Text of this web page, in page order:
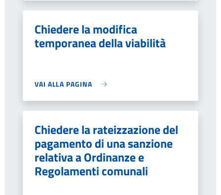
Chiedere la modifica
temporanea della viabilità
VAI ALLA PAGINA
Chiedere la rateizzazione del
pagamento di una sanzione
relativa a Ordinanze e
Regolamenti comunali